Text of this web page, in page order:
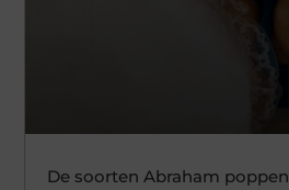
De soorten Abraham poppen